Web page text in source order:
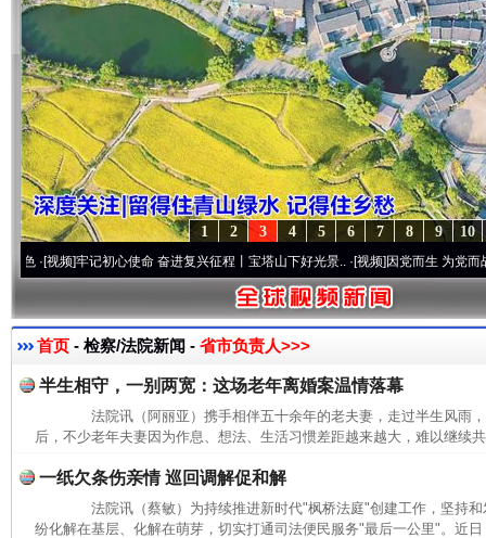
10
9
8
7
6
5
4
3
2
1
牢记初心使命 奋进复兴征程丨宝塔山下好光景..·[视频]因党而生 为党而战——百
首页 - 检察/法院新闻 - 省市负责人>>>
半生相守，一别两宽：这场老年离婚案温情落幕
法院讯（阿丽亚）携手相伴五十余年的老夫妻，走过半生风雨
后，不少老年夫妻因为作息、想法、生活习惯差距越来越大，难以继续
一纸欠条伤亲情 巡回调解促和解
法院讯（蔡敏）为持续推进新时代"枫桥法庭"创建工作，坚持和
纷化解在基层、化解在萌芽，切实打通司法便民服务"最后一公里"。近